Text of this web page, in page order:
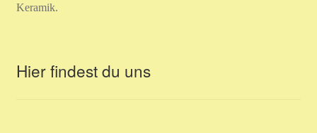
Keramik.
Hier findest du uns